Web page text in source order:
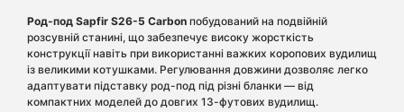
Род-под Sapfir S26-5 Carbon побудований на подвійній
розсувній станині, що забезпечує високу жорсткість
конструкції навіть при використанні важких коропових вудилищ
із великими котушками. Регулювання довжини дозволяє легко
адаптувати підставку род-под під різні бланки — від
компактних моделей до довгих 13-футових вудилищ.